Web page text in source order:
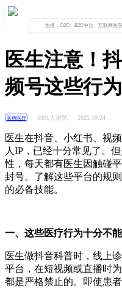
资讯列表 正文
医生注意！
频号这些行
医药医疗 5891人浏览 2025.10.24
医生在抖音、小红书、视
人 IP ，已经十分常见了。
性，每天都有医生因触碰
封号。了解这些平台的规
的必备技能。
一、这些医疗行为十分不
医生做抖音科普时，线上
平台，在短视频或直播时
都是严格禁止的。即使患